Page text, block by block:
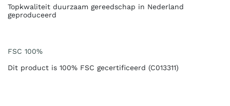
Topkwaliteit duurzaam gereedschap in Nederland
geproduceerd
FSC 100%
Dit product is 100% FSC gecertificeerd (C013311)